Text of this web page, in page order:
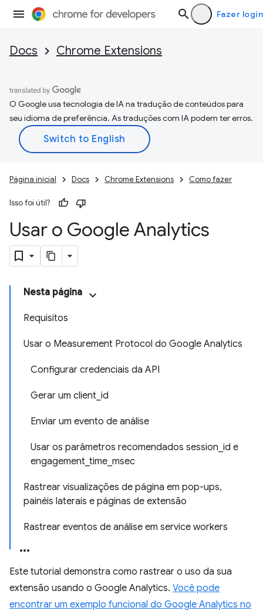
Fazer login
Docs Chrome Extensions
O Google usa tecnologia de IA na tradução de conteúdos para
seu idioma de preferência. As traduções com IA podem ter erros.
Página inicial Docs Chrome Extensions Como fazer
Isso foi útil?
Usar o Google Analytics
Nesta página
Requisitos
Usar o Measurement Protocol do Google Analytics
Configurar credenciais da API
Gerar um client_id
Enviar um evento de análise
Usar os parâmetros recomendados session_id e
engagement_time_msec
Rastrear visualizações de página em pop-ups,
painéis laterais e páginas de extensão
Rastrear eventos de análise em service workers
Este tutorial demonstra como rastrear o uso da sua
extensão usando o Google Analytics. Você pode
encontrar um exemplo funcional do Google Analytics no